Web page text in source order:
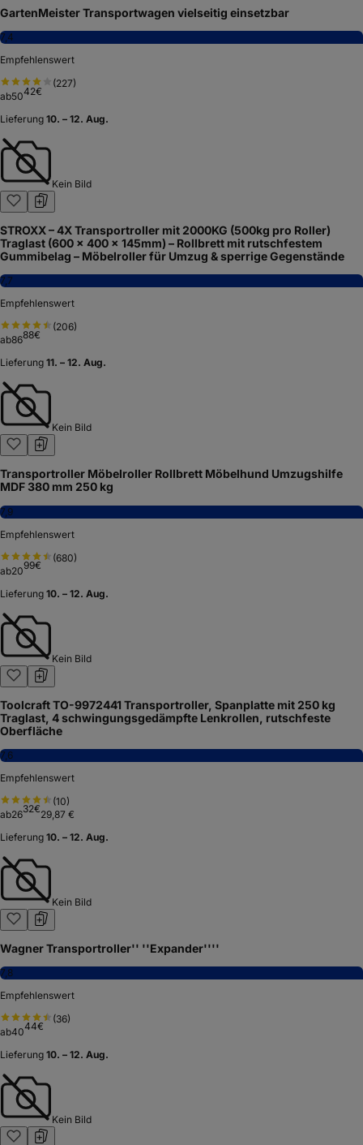
GartenMeister Transportwagen vielseitig einsetzbar
7,4
Empfehlenswert
(227)
ab5042€
Lieferung 10. – 12. Aug.
Kein Bild
STROXX – 4X Transportroller mit 2000KG (500kg pro Roller)
Traglast (600 x 400 x 145mm) – Rollbrett mit rutschfestem
Gummibelag – Möbelroller für Umzug & sperrige Gegenstände
7,7
Empfehlenswert
(206)
ab8688€
Lieferung 11. – 12. Aug.
Kein Bild
Transportroller Möbelroller Rollbrett Möbelhund Umzugshilfe
MDF 380 mm 250 kg
7,9
Empfehlenswert
(680)
ab2099€
Lieferung 10. – 12. Aug.
Kein Bild
Toolcraft TO-9972441 Transportroller, Spanplatte mit 250 kg
Traglast, 4 schwingungsgedämpfte Lenkrollen, rutschfeste
Oberfläche
7,6
Empfehlenswert
(10)
ab2632€29,87 €
Lieferung 10. – 12. Aug.
Kein Bild
Wagner Transportroller'' ''Expander''''
7,8
Empfehlenswert
(36)
ab4044€
Lieferung 10. – 12. Aug.
Kein Bild